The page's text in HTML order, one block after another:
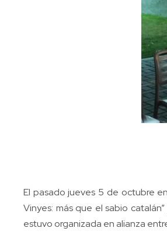
El pasado jueves 5 de octubre
Vinyes: más que el sabio
estuvo organizada en alianza